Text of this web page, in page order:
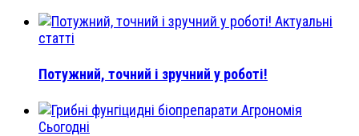
Актуальні
статті
Потужний, точний і зручний у роботі!
Агрономія
Сьогодні